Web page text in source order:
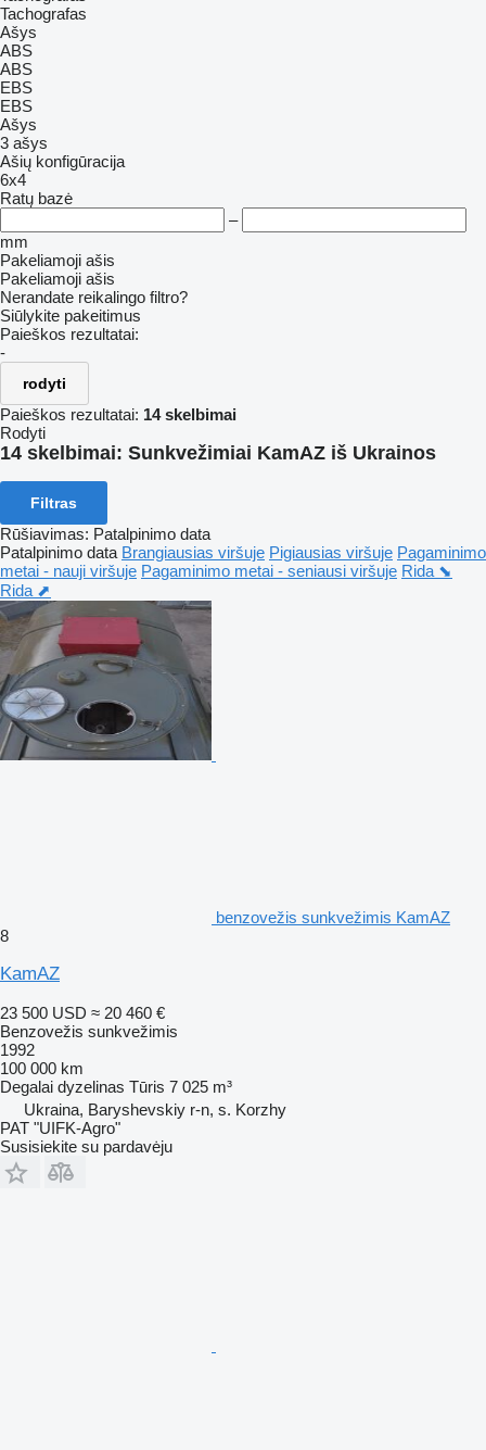
Tachografas
Ašys
ABS
ABS
EBS
EBS
Ašys
3 ašys
Ašių konfigūracija
6x4
Ratų bazė
–
mm
Pakeliamoji ašis
Pakeliamoji ašis
Nerandate reikalingo filtro?
Siūlykite pakeitimus
Paieškos rezultatai:
-
rodyti
Paieškos rezultatai: 14 skelbimai
Rodyti
14 skelbimai: Sunkvežimiai KamAZ iš Ukrainos
Filtras
Rūšiavimas: Patalpinimo data
Patalpinimo data Brangiausias viršuje Pigiausias viršuje Pagaminimo
metai - nauji viršuje Pagaminimo metai - seniausi viršuje Rida ⬊
Rida ⬈
benzovežis sunkvežimis KamAZ
8
KamAZ
23 500 USD ≈ 20 460 €
Benzovežis sunkvežimis
1992
100 000 km
Degalai dyzelinas Tūris 7 025 m³
Ukraina, Baryshevskiy r-n, s. Korzhy
PAT "UIFK-Agro"
Susisiekite su pardavėju